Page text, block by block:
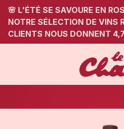
🌸 L'ÉTÉ SE SAVOURE EN
NOTRE SÉLECTION DE VINS
CLIENTS NOUS DONNENT